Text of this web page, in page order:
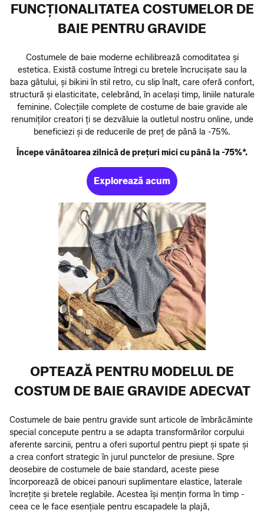
FUNCȚIONALITATEA COSTUMELOR DE
BAIE PENTRU GRAVIDE
Costumele de baie moderne echilibrează comoditatea și
estetica. Există costume întregi cu bretele încrucișate sau la
baza gâtului, și bikini în stil retro, cu slip înalt, care oferă confort,
structură și elasticitate, celebrând, în același timp, liniile naturale
feminine. Colecțiile complete de costume de baie gravide ale
renumiților creatori ți se dezvăluie la outletul nostru online, unde
beneficiezi și de reducerile de preț de până la -75%.
Începe vânătoarea zilnică de prețuri mici cu până la -75%*.
Explorează acum
OPTEAZĂ PENTRU MODELUL DE
COSTUM DE BAIE GRAVIDE ADECVAT
Costumele de baie pentru gravide sunt articole de îmbrăcăminte
special concepute pentru a se adapta transformărilor corpului
aferente sarcinii, pentru a oferi suportul pentru piept și spate și
a crea confort strategic în jurul punctelor de presiune. Spre
deosebire de costumele de baie standard, aceste piese
încorporează de obicei panouri suplimentare elastice, laterale
încrețite și bretele reglabile. Acestea își mențin forma în timp -
ceea ce le face esențiale pentru escapadele la plajă,